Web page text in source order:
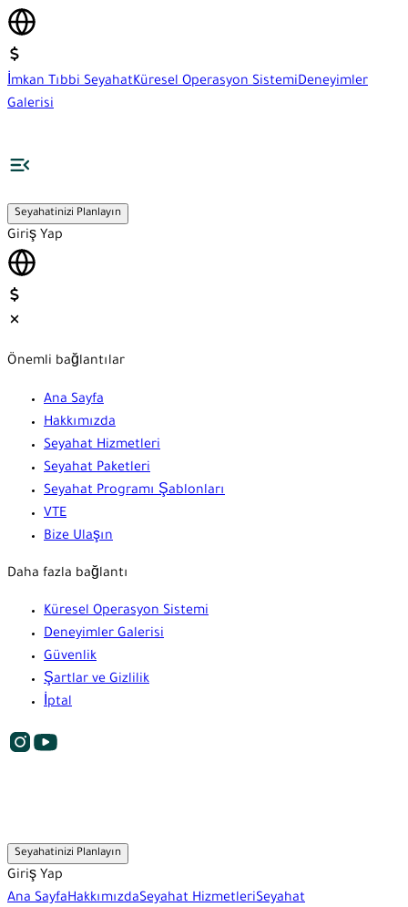
İmkan Tıbbi SeyahatKüresel Operasyon SistemiDeneyimler
Galerisi
Seyahatinizi Planlayın
Giriş Yap
Önemli bağlantılar
Ana Sayfa
Hakkımızda
Seyahat Hizmetleri
Seyahat Paketleri
Seyahat Programı Şablonları
VTE
Bize Ulaşın
Daha fazla bağlantı
Küresel Operasyon Sistemi
Deneyimler Galerisi
Güvenlik
Şartlar ve Gizlilik
İptal
Seyahatinizi Planlayın
Giriş Yap
Ana SayfaHakkımızdaSeyahat HizmetleriSeyahat